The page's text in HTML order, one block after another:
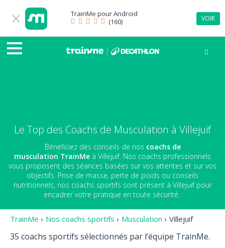
TrainMe pourAndroid
(160)
VOIR
Le Top des Coachs de Musculation à Villejuif
Bénéficiez des conseils de nos coachs de
musculation TrainMe à Villejuif. Nos coachs professionnels
vous proposent des séances basées sur vos attentes et sur vos
objectifs. Prise de masse, perte de poids ou conseils
nutritionnels, nos coachs sportifs sont présent à Villejuif pour
encadrer votre pratique en toute sécurité.
TrainMe › Nos coachs sportifs › Musculation › Villejuif
35 coachs sportifs sélectionnés par l’équipe TrainMe.